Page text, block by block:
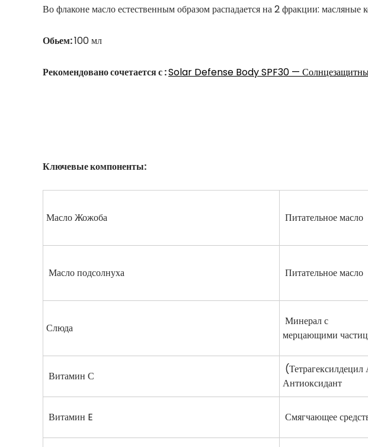
Во флаконе масло естественным образом распадается на 2 фракции:
Обьем:100 мл
Рекомендовано сочетается с :Solar Defense Body SPF30 —
Ключевые компоненты:
Масло Жожоба Питательное масло
Масло подсолнуха Питательное масло
Слюда
Минерал с
мерцающими
Витамин С
Антиоксидант
Витамин E Смягчающее